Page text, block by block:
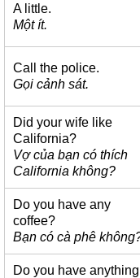
A little.
Một ít.
Call the police.
Gọi cảnh sát.
Did your wife like
California?
Vợ của bạn có thích
California không?
Do you have any
coffee?
Bạn có cà phê
Do you have anything